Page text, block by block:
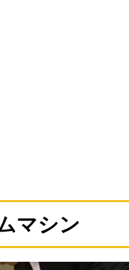
マシン